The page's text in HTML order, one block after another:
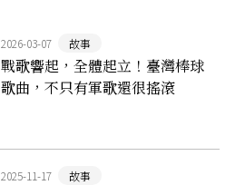
2026-03-07 故事
戰歌響起，全體起立！臺灣棒球
歌曲，不只有軍歌還很搖滾
2025-11-17 故事